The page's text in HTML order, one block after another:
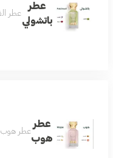
عطر
باتشولي
عطر
عطر
هوب
عطر هوب ٧٥ مل عطر اللطافة والجمال مميز وجميل بكل معنى رائع وفواح بتكوين فاخر من الياسمين والجريب فروت مع مزيج من المسك الأبيض وخشب الأرز ونفحات لطيفة من العنبر لتتكون منه رائحة منعشة باردة تناسب جميع الأذواق عطر يليق بك